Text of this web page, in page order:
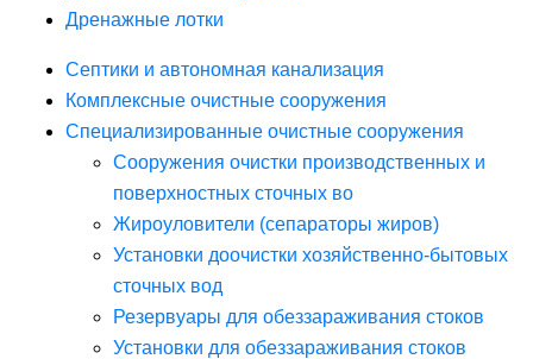
Дренажные лотки
Септики и автономная канализация
Комплексные очистные сооружения
Специализированные очистные сооружения
Сооружения очистки производственных и
поверхностных сточных во
Жироуловители (сепараторы жиров)
Установки доочистки хозяйственно-бытовых
сточных вод
Резервуары для обеззараживания стоков
Установки для обеззараживания стоков